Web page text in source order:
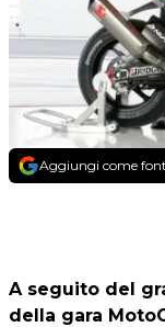
Aggiungi come
A seguito del
della gara